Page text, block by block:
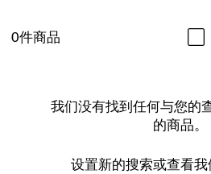
0件商品
我们没有找到任何与您的
的商品。
设置新的搜索或查看